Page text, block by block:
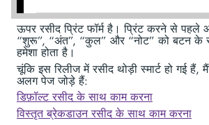
ऊपर रसीद प्रिंट फॉर्म है। प्रिंट करने से पहले
“शुरू”, “अंत”, “कुल” और “नोट” को बटन के
हमेशा होता है।
चूंकि इस रिलीज में रसीद थोड़ी स्मार्ट हो गई
अलग पेज जोड़े हैं:
डिफ़ॉल्ट रसीद के साथ काम करना
विस्तृत ब्रेकडाउन रसीद के साथ काम करना